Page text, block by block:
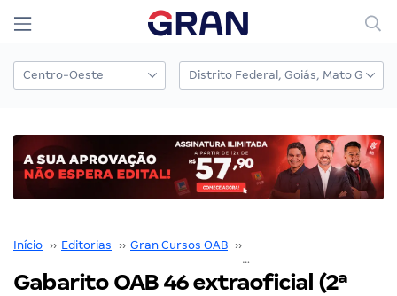
Início ›› Editorias ›› Gran Cursos OAB ››
Gabarito OAB 46 extraoficial (2ª